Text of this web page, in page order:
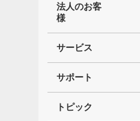
法人のお客
様
サービス
サポート
トピック